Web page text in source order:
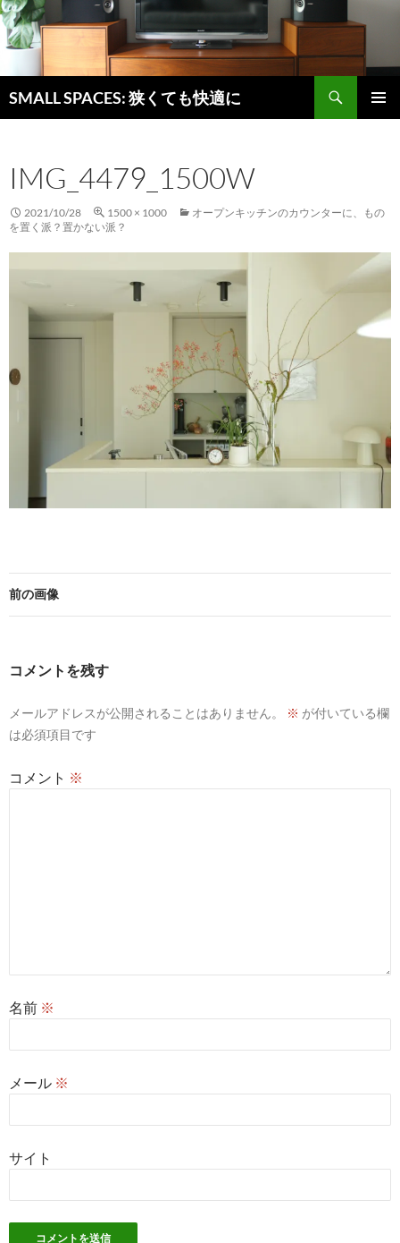
SMALL SPACES: 狭くても快適に
索
ン
ツ
へ
ス
IMG_4479_1500W
2021/10/28 1500 × 1000
オープンキッチンのカウンターに、もの
を置く派？置かない派？
前の画像
コメントを残す
メールアドレスが公開されることはありません。 ※ が付いている欄
は必須項目です
コメント ※
名前 ※
メール ※
サイト